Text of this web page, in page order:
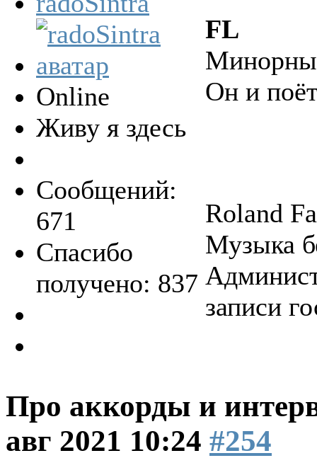
Online
Живу я здесь
Сообщений:
671
Спасибо
получено: 837
FL
Он и
Roland
Музыка
записи
Про аккорды и
авг 2021 10:24 #254